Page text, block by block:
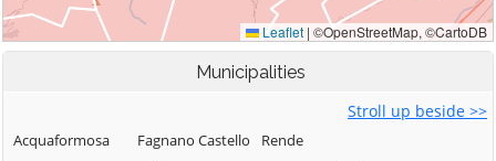
Municipalities
Stroll up beside >>
Acquaformosa
Fagnano Castello
Rende